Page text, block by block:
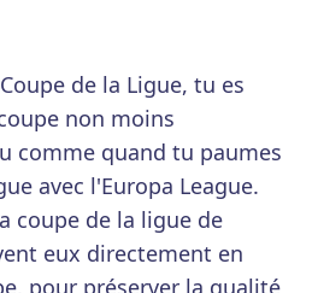
de la Ligue, tu es
non moins
comme quand tu paumes
avec l'Europa League.
coupe de la ligue de
eux directement en
pour préserver la qualité